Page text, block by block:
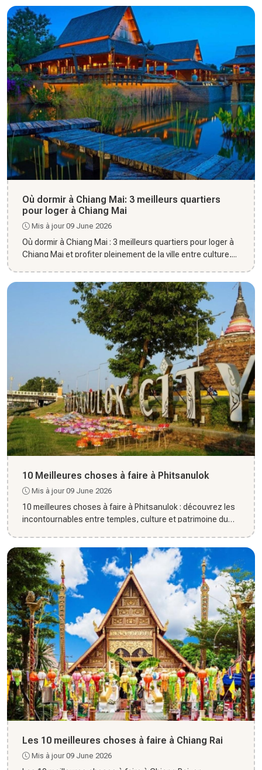
Où dormir à Chiang Mai: 3 meilleurs quartiers
pour loger à Chiang Mai
Mis à jour 09 June 2026
Où dormir à Chiang Mai : 3 meilleurs quartiers pour loger à
Chiang Mai et profiter pleinement de la ville entre culture,...
10 Meilleures choses à faire à Phitsanulok
Mis à jour 09 June 2026
10 meilleures choses à faire à Phitsanulok : découvrez les
incontournables entre temples, culture et patrimoine du
Les 10 meilleures choses à faire à Chiang Rai
Mis à jour 09 June 2026